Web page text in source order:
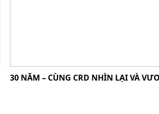
30 NĂM – CÙNG CRD NHÌN LẠI VÀ